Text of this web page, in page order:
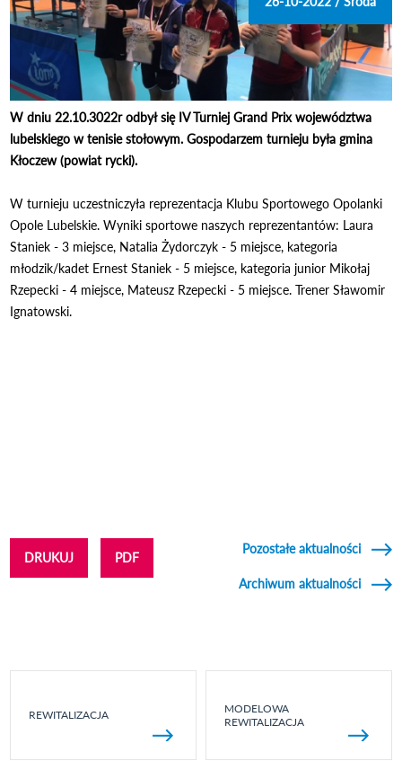
W dniu 22.10.3022r odbył się IV Turniej Grand Prix województwa
lubelskiego w tenisie stołowym. Gospodarzem turnieju była gmina
Kłoczew (powiat rycki).
W turnieju uczestniczyła reprezentacja Klubu Sportowego Opolanki
Opole Lubelskie. Wyniki sportowe naszych reprezentantów: Laura
Staniek - 3 miejsce, Natalia Żydorczyk - 5 miejsce, kategoria
młodzik/kadet Ernest Staniek - 5 miejsce, kategoria junior Mikołaj
Rzepecki - 4 miejsce, Mateusz Rzepecki - 5 miejsce. Trener Sławomir
Ignatowski.
DRUKUJ PDF
Pozostałe aktualności
Archiwum aktualności
REWITALIZACJA
MODELOWA
REWITALIZACJA